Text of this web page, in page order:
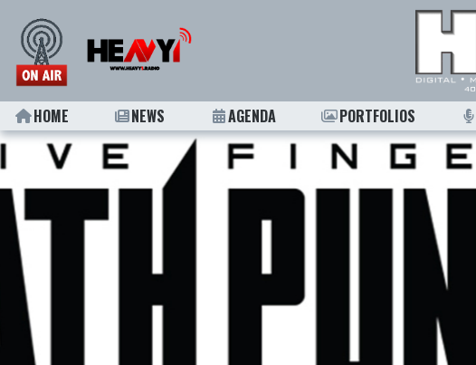
HOME NEWS AGENDA PORTFOLIOS